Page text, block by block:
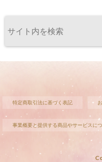
特定商取引法に基づく表記
事業概要と提供する商品やサービスに